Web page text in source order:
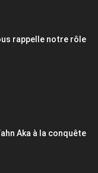
rappelle notre rôle
Aka à la conquête